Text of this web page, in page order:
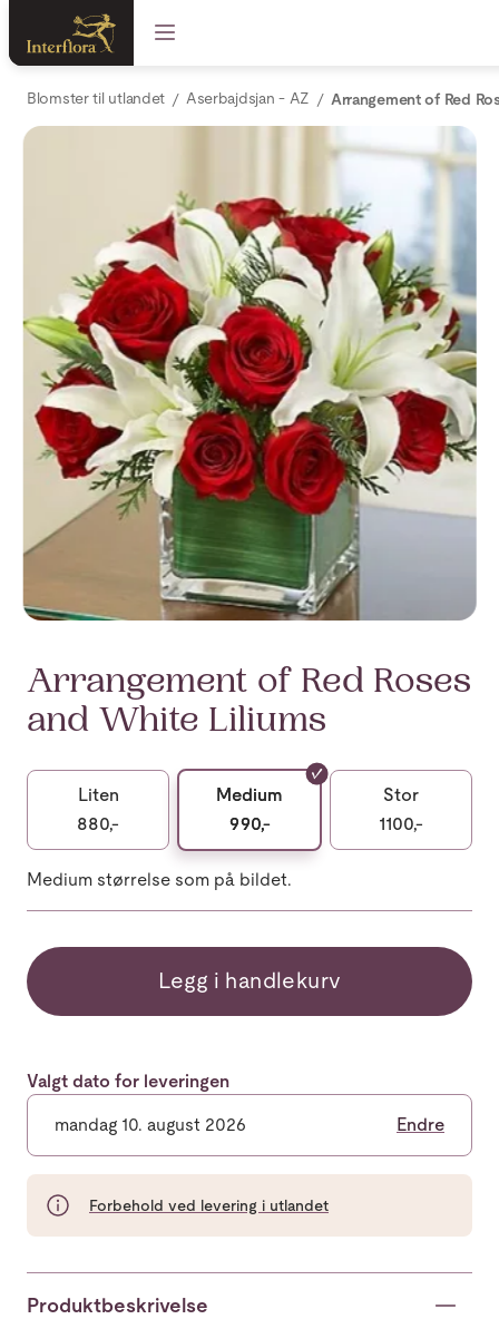
Blomster til utlandet Aserbajdsjan - AZ Arrangement of Red
Arrangement of Red Roses
and White Liliums
Liten
880,-
Medium
990,-
Stor
1100,-
Medium størrelse som på bildet.
Legg i handlekurv
Valgt dato for leveringen
mandag 10. august 2026 Endre
Forbehold ved levering i utlandet
Produktbeskrivelse